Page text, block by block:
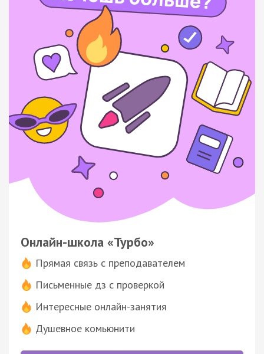
Онлайн-школа «Турбо»
Прямая связь с преподавателем
Письменные дз с проверкой
Интересные онлайн-занятия
Душевное комьюнити